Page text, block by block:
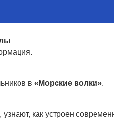
в «Морские волки».
как устроен